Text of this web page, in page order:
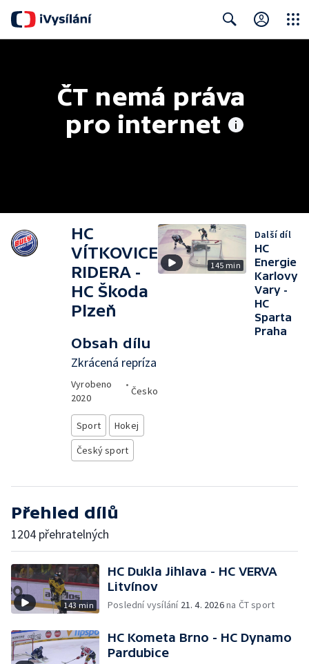
ČT nemá práva
pro internet
HC
VÍTKOVICE
RIDERA -
HC Škoda
Plzeň
Obsah dílu
Zkrácená repríza
Vyrobeno
2020
•
Česko
Sport
Hokej
Český sport
145 min
Další díl
HC
Energie
Karlovy
Vary -
HC
Sparta
Praha
Přehled dílů
1204 přehratelných
143 min
HC Dukla Jihlava - HC VERVA
Litvínov
Poslední vysílání 21. 4. 2026na ČT sport
HC Kometa Brno - HC Dynamo
Pardubice